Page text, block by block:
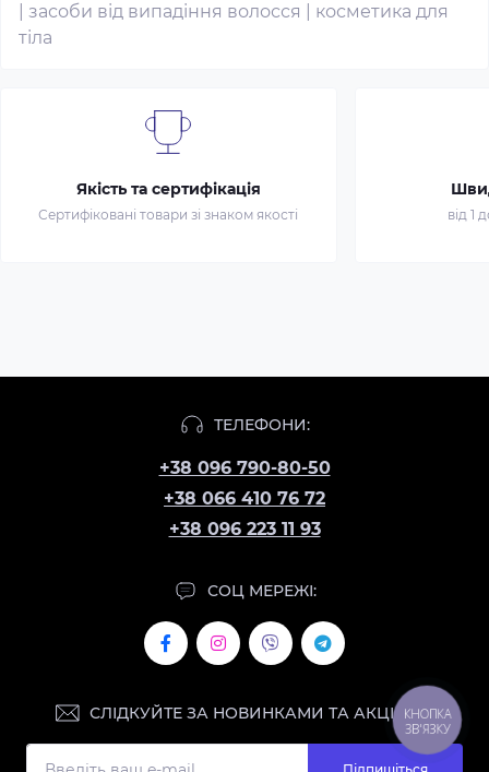
засоби від випадіння волосся
косметика для
тіла
Якість та сертифікація
Сертифіковані товари зі знаком якості від 1
ТЕЛЕФОНИ:
+38 096 790-80-50
+38 066 410 76 72
+38 096 223 11 93
СОЦ МЕРЕЖІ:
СЛІДКУЙТЕ ЗА НОВИНКАМИ ТА АКЦІЯМИ:
КНОПКА
ЗВ'ЯЗКУ